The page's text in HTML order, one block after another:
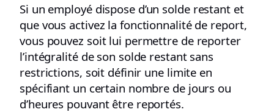
Si un employé dispose d’un solde restant et
que vous activez la fonctionnalité de report,
vous pouvez soit lui permettre de reporter
l’intégralité de son solde restant sans
restrictions, soit définir une limite en
spécifiant un certain nombre de jours ou
d’heures pouvant être reportés.